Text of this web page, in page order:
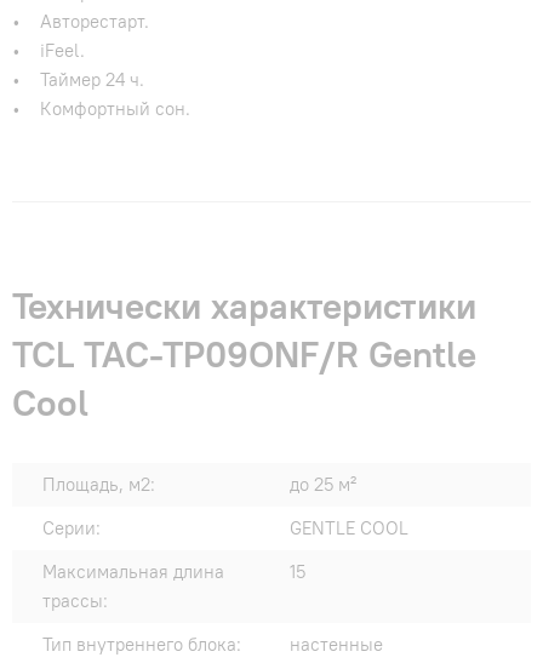
• Авторестарт.
• iFeel.
• Таймер 24 ч.
• Комфортный сон.
Технически характеристики
TCL TAC-TP09ONF/R Gentle
Cool
Площадь, м2:
до 25 м²
Серии:
GENTLE COOL
Максимальная длина
трассы:
15
Тип внутреннего блока:
настенные